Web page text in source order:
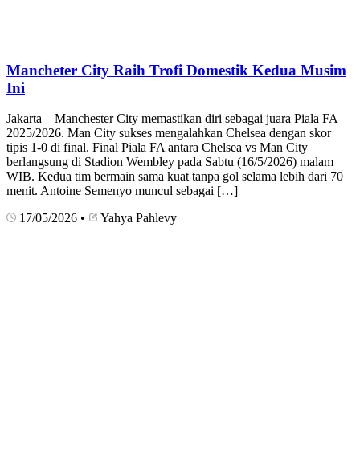
Mancheter City Raih Trofi Domestik Kedua Musim
Ini
Jakarta – Manchester City memastikan diri sebagai juara Piala FA
2025/2026. Man City sukses mengalahkan Chelsea dengan skor
tipis 1-0 di final. Final Piala FA antara Chelsea vs Man City
berlangsung di Stadion Wembley pada Sabtu (16/5/2026) malam
WIB. Kedua tim bermain sama kuat tanpa gol selama lebih dari 70
menit. Antoine Semenyo muncul sebagai […]
17/05/2026 • Yahya Pahlevy